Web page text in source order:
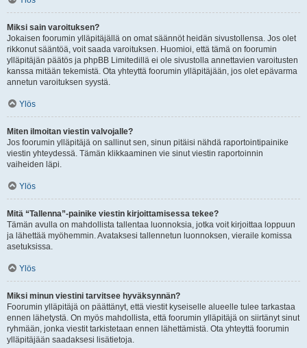
Miksi sain varoituksen?
Jokaisen foorumin ylläpitäjällä on omat säännöt heidän sivustollensa. Jos olet
rikkonut sääntöä, voit saada varoituksen. Huomioi, että tämä on foorumin
ylläpitäjän päätös ja phpBB Limitedillä ei ole sivustolla annettavien varoitusten
kanssa mitään tekemistä. Ota yhteyttä foorumin ylläpitäjään, jos olet epävarma
annetun varoituksen syystä.
Ylös
Miten ilmoitan viestin valvojalle?
Jos foorumin ylläpitäjä on sallinut sen, sinun pitäisi nähdä raportointipainike
viestin yhteydessä. Tämän klikkaaminen vie sinut viestin raportoinnin
vaiheiden läpi.
Ylös
Mitä “Tallenna”-painike viestin kirjoittamisessa tekee?
Tämän avulla on mahdollista tallentaa luonnoksia, jotka voit kirjoittaa loppuun
ja lähettää myöhemmin. Avataksesi tallennetun luonnoksen, vieraile komissa
asetuksissa.
Ylös
Miksi minun viestini tarvitsee hyväksynnän?
Foorumin ylläpitäjä on päättänyt, että viestit kyseiselle alueelle tulee tarkastaa
ennen lähetystä. On myös mahdollista, että foorumin ylläpitäjä on siirtänyt sinut
ryhmään, jonka viestit tarkistetaan ennen lähettämistä. Ota yhteyttä foorumin
ylläpitäjään saadaksesi lisätietoja.